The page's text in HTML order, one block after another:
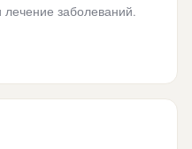
лечение заболеваний.